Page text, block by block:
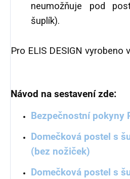
neumožňuje pod
šuplík).
Pro ELIS DESIGN vyrobeno
Návod na sestavení zde:
Bezpečnostní pokyny
Domečková postel s
(bez nožiček)
Domečková postel s